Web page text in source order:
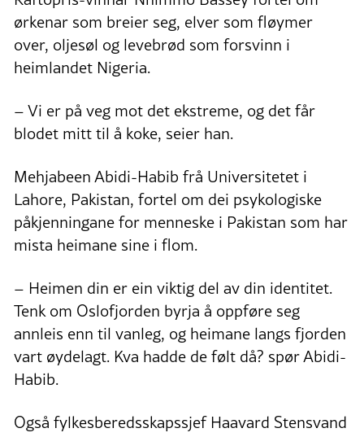
ørkenar som breier seg, elver som fløymer
over, oljesøl og levebrød som forsvinn i
heimlandet Nigeria.
– Vi er på veg mot det ekstreme, og det får
blodet mitt til å koke, seier han.
Mehjabeen Abidi-Habib frå Universitetet i
Lahore, Pakistan, fortel om dei psykologiske
påkjenningane for menneske i Pakistan som har
mista heimane sine i flom.
– Heimen din er ein viktig del av din identitet.
Tenk om Oslofjorden byrja å oppføre seg
annleis enn til vanleg, og heimane langs fjorden
vart øydelagt. Kva hadde de følt då? spør Abidi-
Habib.
Også fylkesberedsskapssjef Haavard Stensvand